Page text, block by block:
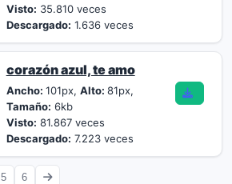
Visto: 35.810 veces
Descargado: 1.636 veces
corazón azul, te amo
Ancho: 101px, Alto: 81px,
Tamaño: 6kb
Visto: 81.867 veces
Descargado: 7.223 veces
5 6